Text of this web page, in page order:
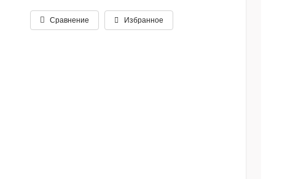
Сравнение Избранное